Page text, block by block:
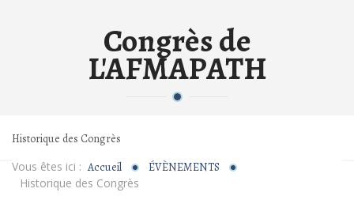
Congrès de
L'AFMAPATH
Historique des Congrès
Vous êtes ici : Accueil
ÉVÈNEMENTS
Historique des Congrès